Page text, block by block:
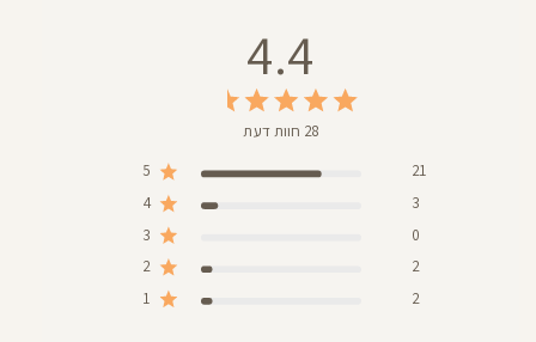
4.4
28 חוות דעת
5
21
4
3
3
0
2 2
1 2